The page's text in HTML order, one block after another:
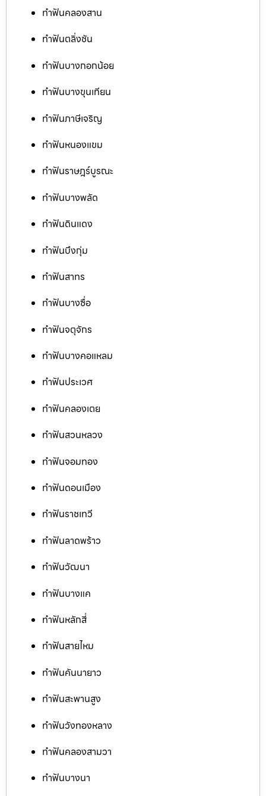
ทำฟันคลองสาน
ทำฟันตลิ่งชัน
ทำฟันบางกอกน้อย
ทำฟันบางขุนเทียน
ทำฟันภาษีเจริญ
ทำฟันหนองแขม
ทำฟันราษฎร์บูรณะ
ทำฟันบางพลัด
ทำฟันดินแดง
ทำฟันบึงกุ่ม
ทำฟันสาทร
ทำฟันบางซื่อ
ทำฟันจตุจักร
ทำฟันบางคอแหลม
ทำฟันประเวศ
ทำฟันคลองเตย
ทำฟันสวนหลวง
ทำฟันจอมทอง
ทำฟันดอนเมือง
ทำฟันราชเทวี
ทำฟันลาดพร้าว
ทำฟันวัฒนา
ทำฟันบางแค
ทำฟันหลักสี่
ทำฟันสายไหม
ทำฟันคันนายาว
ทำฟันสะพานสูง
ทำฟันวังทองหลาง
ทำฟันคลองสามวา
ทำฟันบางนา